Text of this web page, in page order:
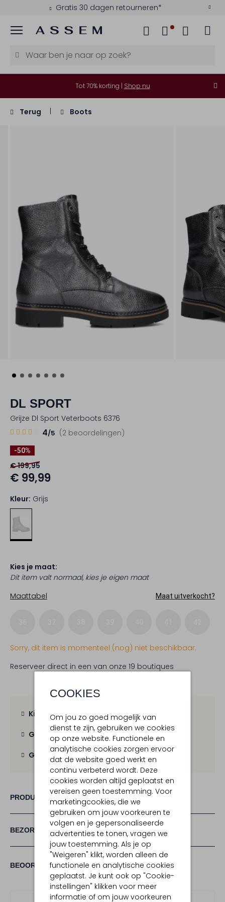
Gratis 30 dagen retourneren*
Menu
COOKIES
Om jou zo goed mogelijk van
dienst te zijn, gebruiken we cookies
op onze website. Functionele en
analytische cookies zorgen ervoor
dat de website goed werkt en
continu verbeterd wordt. Deze
cookies worden altijd geplaatst en
vereisen geen toestemming. Voor
marketingcookies, die we
gebruiken om jouw voorkeuren te
volgen en je gepersonaliseerde
advertenties te tonen, vragen we
jouw toestemming. Als je op
"Weigeren" klikt, worden alleen de
functionele en analytische cookies
geplaatst. Je kunt ook op "Cookie-
instellingen" klikken voor meer
informatie of om jouw voorkeuren
Tot 70% korting | Shop nu
Terug Boots
DL SPORT
Grijze Dl Sport Veterboots 6376
(2 beoordelingen)
4/5
2
4
Sterren
-50%
€ 199,95
€ 99,99
Kleur: Grijs
Kies je maat:
Dit item valt normaal, kies je eigen maat
Maattabel
Maat uitverkocht?
Sorry, dit item is momenteel (nog) niet beschikbaar.
Reserveer direct in een van onze 19 boutiques
Kies zelf je bezorgmoment
Gratis verzendingvanaf € 100,-
Gratis retour binnen 30 dagen
PRODUCT INFORMATIE
BEOORDELINGEN (2) 4/5
2
4
STERREN
BEZORGEN & RETOURNEREN